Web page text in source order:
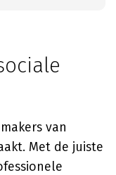
van
Met de juiste